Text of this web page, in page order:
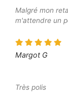
Malgré mon
m'attendre un
Margot G
Très polis